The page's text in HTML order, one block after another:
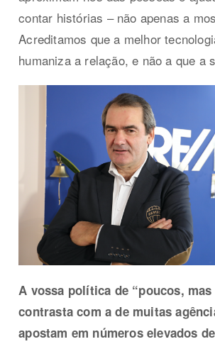
contar histórias – não apenas a
Acreditamos que a melhor
humaniza a relação, e não a que a
A vossa política de “poucos, mas
contrasta com a de muitas
apostam em números elevados